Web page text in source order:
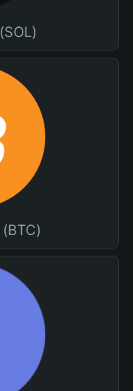
محفظة سولانا (SOL)
محفظة بيتكوين (BTC)